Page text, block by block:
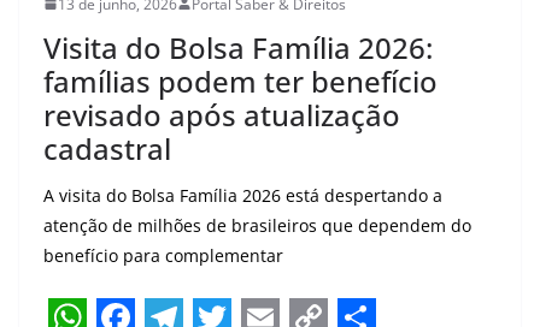
Visita do Bolsa Família 2026:
famílias podem ter benefício
revisado após atualização
cadastral
A visita do Bolsa Família 2026 está despertando a
atenção de milhões de brasileiros que dependem do
benefício para complementar